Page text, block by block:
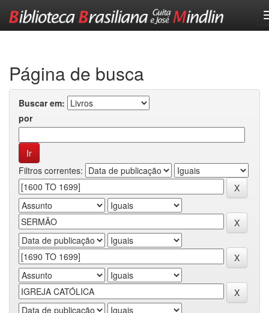
Página de busca
Buscar em:
por
Filtros correntes: